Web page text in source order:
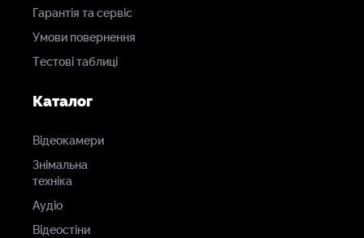
Гарантія та сервіс
Умови повернення
Тестові таблиці
Каталог
Відеокамери
Знімальна
техніка
Аудіо
Відеостіни